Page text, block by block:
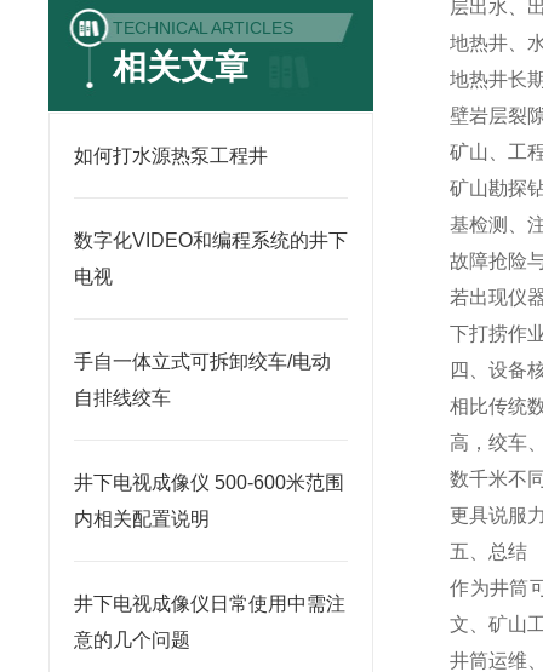
TECHNICAL ARTICLES
相关文章
如何打水源热泵工程井
数字化VIDEO和编程系统的井下
电视
手自一体立式可拆卸绞车/电动
自排线绞车
井下电视成像仪 500-600米范围
内相关配置说明
井下电视成像仪日常使用中需注
意的几个问题
层出水、
地热井、
地热井长
壁岩层裂
矿山、工
矿山勘探
基检测、
故障抢险
若出现仪
下打捞作
四、设备
相比传统
高，绞车
数千米不
更具说服
五、总结
作为井筒
文、矿山
井筒运维